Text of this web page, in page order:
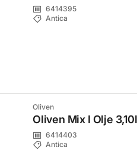
6414395
Antica
Oliven
Oliven Mix I Olje
6414403
Antica